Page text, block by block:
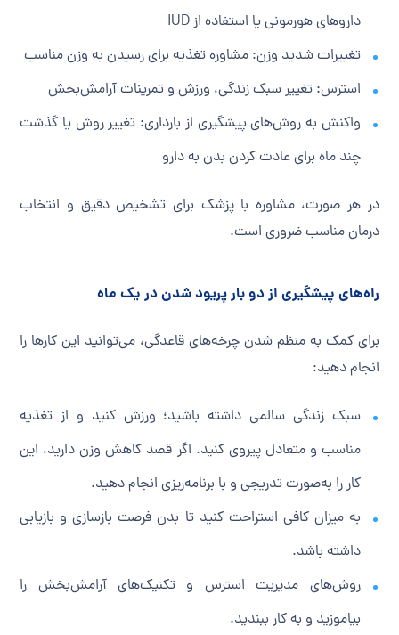
داروهای هورمونی یا استفاده از IUD
تغییرات شدید وزن: مشاوره تغذیه برای رسیدن به وزن مناسب
استرس: تغییر سبک زندگی، ورزش و تمرینات آرامش‌بخش
واکنش به روش‌های پیشگیری از بارداری: تغییر روش یا گذشت
چند ماه برای عادت کردن بدن به دارو
در هر صورت، مشاوره با پزشک برای تشخیص دقیق و انتخاب
درمان مناسب ضروری است.
راه‌های پیشگیری از دو بار پریود شدن در یک ماه
برای کمک به منظم شدن چرخه‌های قاعدگی، می‌توانید این کارها را
انجام دهید:
سبک زندگی سالمی داشته باشید؛ ورزش کنید و از تغذیه
مناسب و متعادل پیروی کنید. اگر قصد کاهش وزن دارید، این
کار را به‌صورت تدریجی و با برنامه‌ریزی انجام دهید.
به میزان کافی استراحت کنید تا بدن فرصت بازسازی و بازیابی
داشته باشد.
روش‌های مدیریت استرس و تکنیک‌های آرامش‌بخش را
بیاموزید و به کار ببندید.